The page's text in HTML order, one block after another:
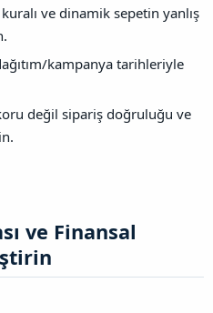
ve dinamik sepetin yanlış
kampanya tarihleriyle
değil sipariş doğruluğu ve
ve Finansal